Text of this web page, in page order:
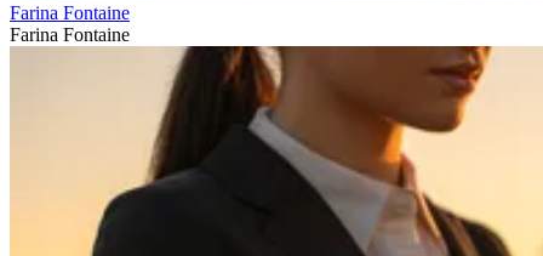
Farina Fontaine
Farina Fontaine